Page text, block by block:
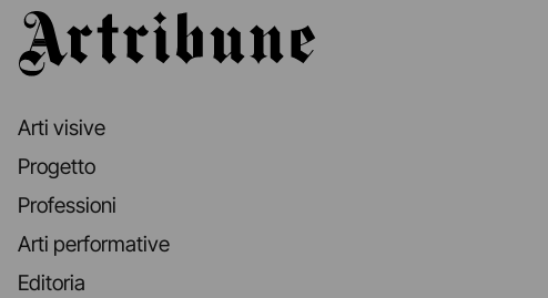
Artribune
Arti visive
Progetto
Professioni
Arti performative
Editoria